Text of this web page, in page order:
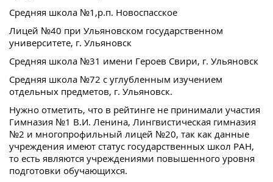
Средняя школа №1,р.п. Новоспасское
Лицей №40 при Ульяновском государственном
университете, г. Ульяновск
Средняя школа №31 имени Героев Свири, г. Ульяновск
Средняя школа №72 с углубленным изучением
отдельных предметов, г. Ульяновск.
Нужно отметить, что в рейтинге не принимали участия
Гимназия №1 В.И. Ленина, Лингвистическая гимназия
№2 и многопрофильный лицей №20, так как данные
учреждения имеют статус государственных школ РАН,
то есть являются учреждениями повышенного уровня
подготовки обучающихся.